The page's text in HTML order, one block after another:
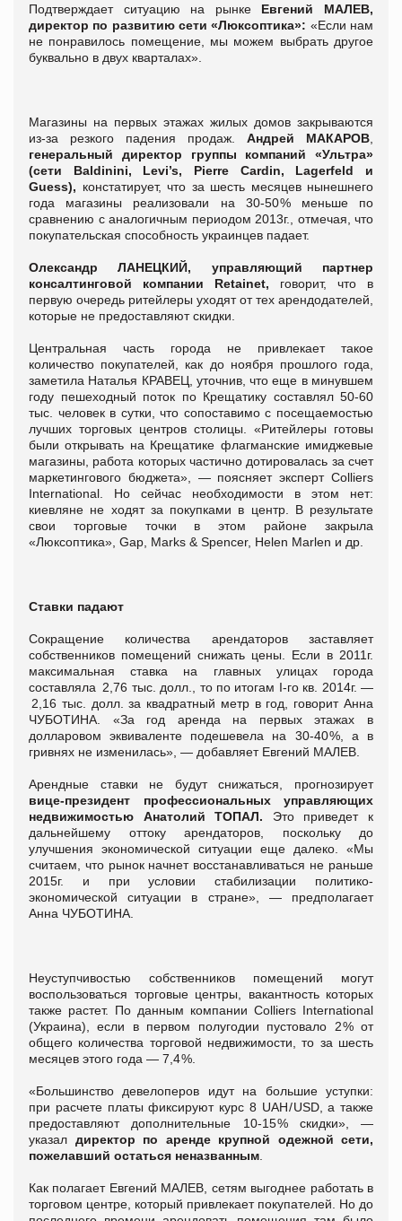
Подтверждает ситуацию на рынке Евгений МАЛЕВ,
директор по развитию сети «Люксоптика»: «Если нам
не понравилось помещение, мы можем выбрать другое
буквально в двух кварталах».
Магазины на первых этажах жилых домов закрываются
из-за резкого падения продаж. Андрей МАКАРОВ
генеральный директор группы компаний «Ультра»
(сети Baldinini, Levi’s, Pierre Cardin, Lagerfeld и
Guess), констатирует, что за шесть месяцев нынешнего
года магазины реализовали на 30-50 % меньше по
сравнению с аналогичным периодом 2013г., отмечая, что
покупательская способность украинцев падает.
Олександр ЛАНЕЦКИЙ,
управляющий партнер
консалтинговой компании Retainet, говорит, что в
первую очередь ритейлеры уходят от тех арендодателей,
которые не предоставляют скидки.
Центральная часть города не привлекает такое
количество покупателей, как до ноября прошлого года,
заметила Наталья КРАВЕЦ, уточнив, что еще в минувшем
году пешеходный поток по Крещатику составлял 50-60
тыс. человек в сутки, что сопоставимо с посещаемостью
лучших торговых центров столицы. «Ритейлеры готовы
были открывать на Крещатике флагманские имиджевые
магазины, работа которых частично дотировалась за счет
маркетингового бюджета», — поясняет эксперт Colliers
International. Но сейчас необходимости в этом нет:
киевляне не ходят за покупками в центр. В результате
свои торговые точки в этом районе закрыла
«Люксоптика», Gap, Marks & Spencer, Helen Marlen и др.
Ставки падают
Сокращение количества арендаторов заставляет
собственников помещений снижать цены. Если в 2011г.
максимальная ставка на главных улицах города
составляла 2,76 тыс. долл., то по итогам I-го кв. 2014г. —
2,16 тыс. долл. за квадратный метр в год, говорит Анна
ЧУБОТИНА. «За год аренда на первых этажах в
долларовом эквиваленте подешевела на 30-40 %, а в
гривнях не изменилась», — добавляет Евгений МАЛЕВ.
Арендные ставки не будут снижаться, прогнозирует
вице-президент профессиональных управляющих
недвижимостью Анатолий ТОПАЛ. Это приведет к
дальнейшему оттоку арендаторов, поскольку до
улучшения экономической ситуации еще далеко. «Мы
считаем, что рынок начнет восстанавливаться не раньше
2015г. и при условии стабилизации политико-
экономической ситуации в стране», — предполагает
Анна ЧУБОТИНА.
Неуступчивостью собственников помещений могут
воспользоваться торговые центры, вакантность которых
также растет. По данным компании Colliers International
(Украина), если в первом полугодии пустовало 2 % от
общего количества торговой недвижимости, то за шесть
месяцев этого года — 7,4 %.
«Большинство девелоперов идут на большие уступки:
при расчете платы фиксируют курс 8 UAH / USD, а также
предоставляют дополнительные 10-15 % скидки», —
указал директор по аренде крупной одежной сети,
пожелавший остаться неназванным
Как полагает Евгений МАЛЕВ, сетям выгоднее работать в
торговом центре, который привлекает покупателей. Но до